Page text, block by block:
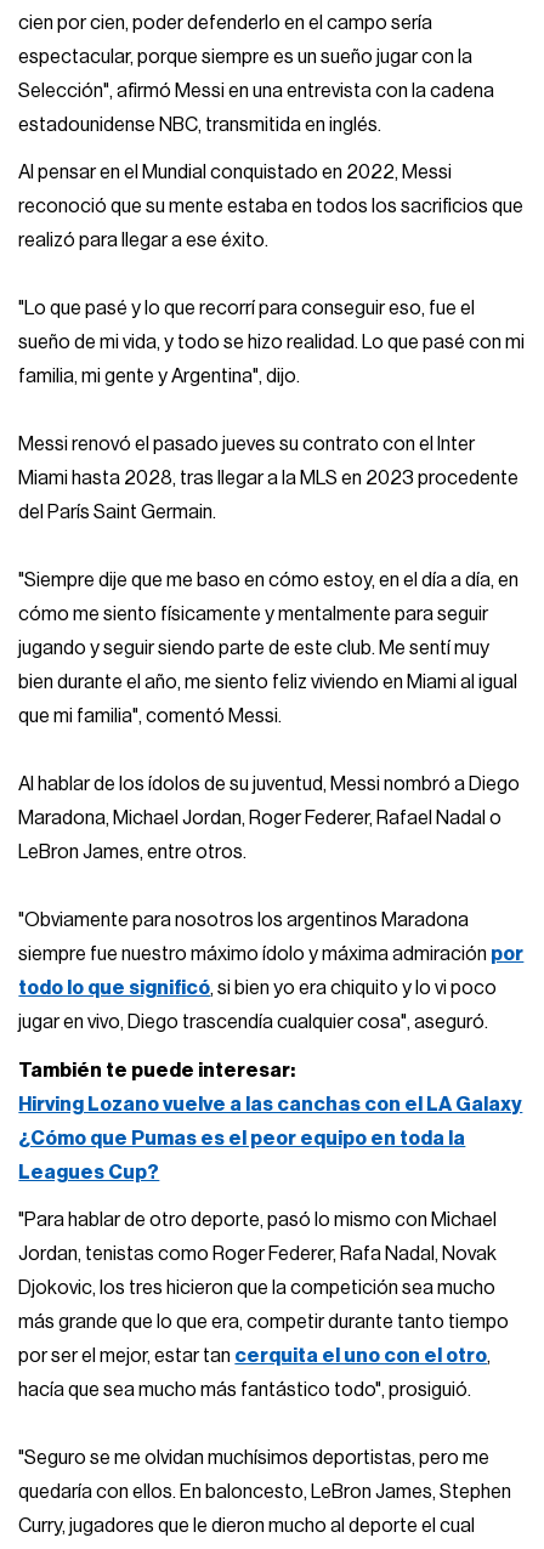
cien por cien, poder defenderlo en el campo sería
espectacular, porque siempre es un sueño jugar con la
Selección", afirmó Messi en una entrevista con la cadena
estadounidense NBC, transmitida en inglés.
Al pensar en el Mundial conquistado en 2022, Messi
reconoció que su mente estaba en todos los sacrificios que
realizó para llegar a ese éxito.
"Lo que pasé y lo que recorrí para conseguir eso, fue el
sueño de mi vida, y todo se hizo realidad. Lo que pasé con mi
familia, mi gente y Argentina", dijo.
Messi renovó el pasado jueves su contrato con el Inter
Miami hasta 2028, tras llegar a la MLS en 2023 procedente
del París Saint Germain.
"Siempre dije que me baso en cómo estoy, en el día a día, en
cómo me siento físicamente y mentalmente para seguir
jugando y seguir siendo parte de este club. Me sentí muy
bien durante el año, me siento feliz viviendo en Miami al igual
que mi familia", comentó Messi.
Al hablar de los ídolos de su juventud, Messi nombró a Diego
Maradona, Michael Jordan, Roger Federer, Rafael Nadal o
LeBron James, entre otros.
"Obviamente para nosotros los argentinos Maradona
siempre fue nuestro máximo ídolo y máxima admiración por
todo lo que significó, si bien yo era chiquito y lo vi poco
jugar en vivo, Diego trascendía cualquier cosa", aseguró.
También te puede interesar:
Hirving Lozano vuelve a las canchas con el LA Galaxy
¿Cómo que Pumas es el peor equipo en toda la
Leagues Cup?
"Para hablar de otro deporte, pasó lo mismo con Michael
Jordan, tenistas como Roger Federer, Rafa Nadal, Novak
Djokovic, los tres hicieron que la competición sea mucho
más grande que lo que era, competir durante tanto tiempo
por ser el mejor, estar tan cerquita el uno con el otro,
hacía que sea mucho más fantástico todo", prosiguió.
"Seguro se me olvidan muchísimos deportistas, pero me
quedaría con ellos. En baloncesto, LeBron James, Stephen
Curry, jugadores que le dieron mucho al deporte el cual